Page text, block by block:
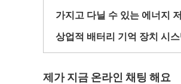
상업적 배터리 기억 장치 시스
제가 지금 온라인 채팅 해요